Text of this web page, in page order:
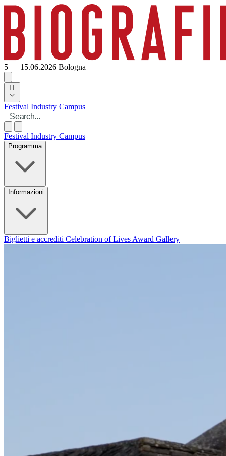
5 — 15.06.2026 Bologna
IT
Festival Industry Campus
Festival Industry Campus
Programma
Informazioni
Biglietti e accrediti Celebration of Lives Award Gallery